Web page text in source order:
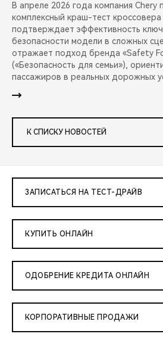
В апреле 2026 года компания Chery
комплексный краш-тест
подтверждает эффективность
безопасности модели в сложных
отражает подход бренда «Safety
(«Безопасность для семьи»),
пассажиров в реальных дорожных
К СПИСКУ НОВОСТЕЙ
ЗАПИСАТЬСЯ НА ТЕСТ-ДРАЙВ
КУПИТЬ ОНЛАЙН
ОДОБРЕНИЕ КРЕДИТА ОНЛАЙН
КОРПОРАТИВНЫЕ ПРОДАЖИ